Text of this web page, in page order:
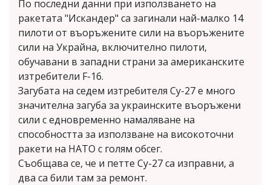
По последни данни при използването на
ракетата "Искандер" са загинали най-малко 14
пилоти от въоръжените сили на въоръжените
сили на Украйна, включително пилоти,
обучавани в западни страни за американските
изтребители F-16.
Загубата на седем изтребителя Су-27 е много
значителна загуба за украинските въоръжени
сили с едновременно намаляване на
способността за използване на високоточни
ракети на НАТО с голям обсег.
Съобщава се, че и петте Су-27 са изправни, а
два са били там за ремонт.